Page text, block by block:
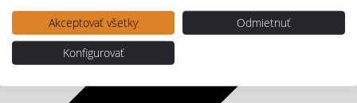
Akceptovať všetky
Odmietnuť
Konfigurovať